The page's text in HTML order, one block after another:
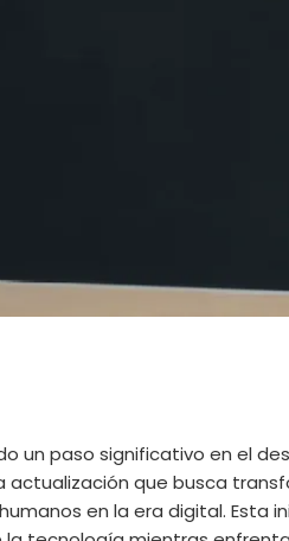
un paso significativo en el
actualización que busca
en la era digital. Esta